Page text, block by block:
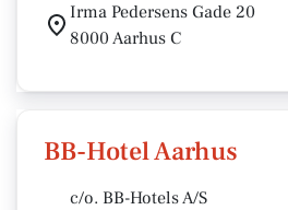
Irma Pedersens Gade 20
8000 Aarhus C
BB-Hotel Aarhus
c/o. BB-Hotels A/S